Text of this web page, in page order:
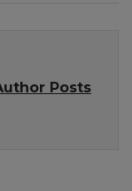
Posts